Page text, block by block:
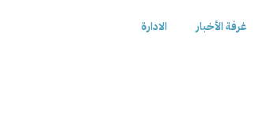
الادارة غرفة الأخبار